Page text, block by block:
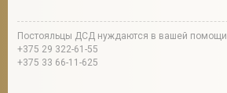
Постояльцы ДСД нуждаются в вашей помощи
+375 29 322-61-55
+375 33 66-11-625